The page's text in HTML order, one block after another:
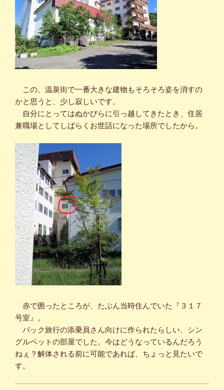
この、温泉街で一番大きな建物もそろそろ姿を消すの
かと思うと、少し寂しいです。
自分にとってはぬかびらに引っ越してきたとき、住居
兼職場としてしばらくお世話になった場所でしたから。
赤で囲ったところが、たぶん当時住んでいた『３１７
号室』。
パック旅行の添乗員さん向けに作られたらしい、シン
グルベットの部屋でした。今はどうなっているんだろう
ねぇ？解体される前に可能であれば、ちょっと見たいで
す。